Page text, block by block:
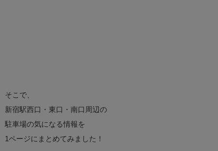
そこで、
新宿駅西口・東口・南口周辺の
駐車場の気になる情報を
1ページにまとめてみました！